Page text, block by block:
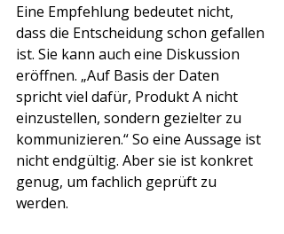
Eine Empfehlung bedeutet nicht,
dass die Entscheidung schon gefallen
ist. Sie kann auch eine Diskussion
eröffnen. „Auf Basis der Daten
spricht viel dafür, Produkt A nicht
einzustellen, sondern gezielter zu
kommunizieren.“ So eine Aussage ist
nicht endgültig. Aber sie ist konkret
genug, um fachlich geprüft zu
werden.